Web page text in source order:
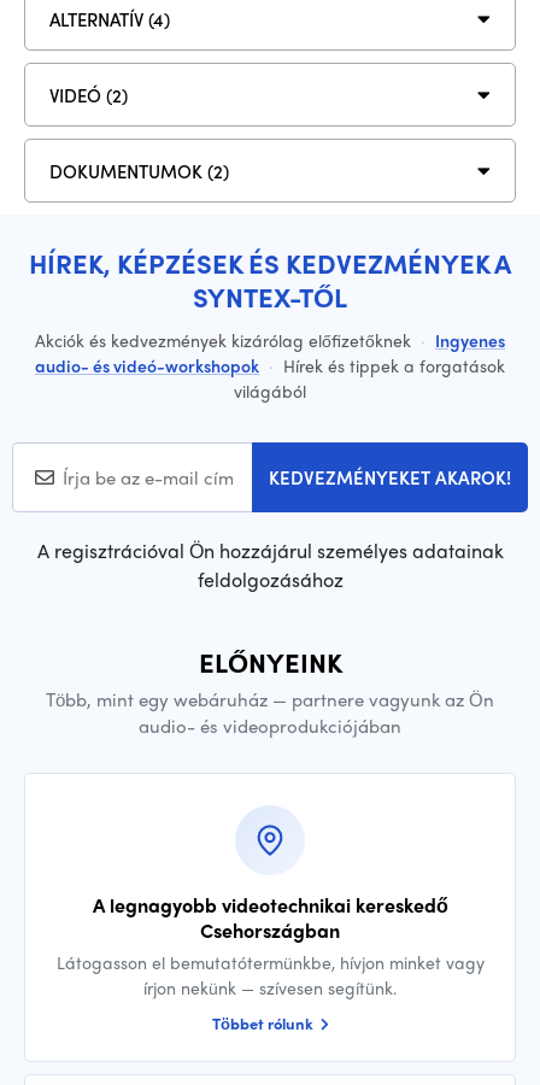
ALTERNATÍV (4)
VIDEÓ (2)
DOKUMENTUMOK (2)
HÍREK, KÉPZÉSEK ÉS KEDVEZMÉNYEK A
SYNTEX-TŐL
Akciók és kedvezmények kizárólag előfizetőknek · Ingyenes
audio- és videó-workshopok · Hírek és tippek a forgatások
világából
KEDVEZMÉNYEKET AKAROK!
A regisztrációval Ön hozzájárul személyes adatainak
feldolgozásához
ELŐNYEINK
Több, mint egy webáruház — partnere vagyunk az Ön
audio- és videoprodukciójában
A legnagyobb videotechnikai kereskedő
Csehországban
Látogasson el bemutatótermünkbe, hívjon minket vagy
írjon nekünk — szívesen segítünk.
Többet rólunk